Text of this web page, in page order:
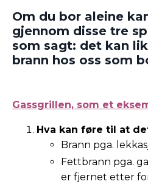
Om du bor aleine
gjennom disse tre
som sagt: det kan
brann hos oss som
Gassgrillen, som et
Hva kan føre til at
Brann pga.
Fettbrann pga.
er fjernet etter